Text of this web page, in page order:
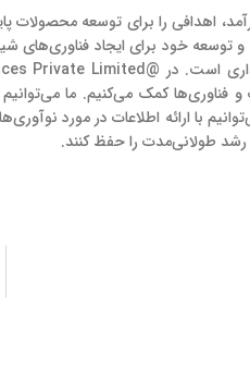
اهدافی را برای توسعه
توسعه خود برای ایجاد فناوری‌های
فناوری‌ها کمک می‌کنیم. ما
با ارائه اطلاعات در مورد
رشد طولانی‌مدت را حفظ کنند.